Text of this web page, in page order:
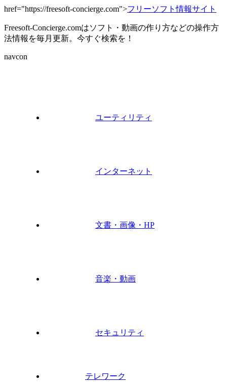
href="https://freesoft-concierge.com">フリーソフト情報サイト
Freesoft-Concierge.comはソフト・動画の作り方などの操作方
法情報を毎月更新。今すぐ検索を！
navcon
ユーティリティ
インターネット
文書・画像・HP
音楽・動画
セキュリティ
テレワーク